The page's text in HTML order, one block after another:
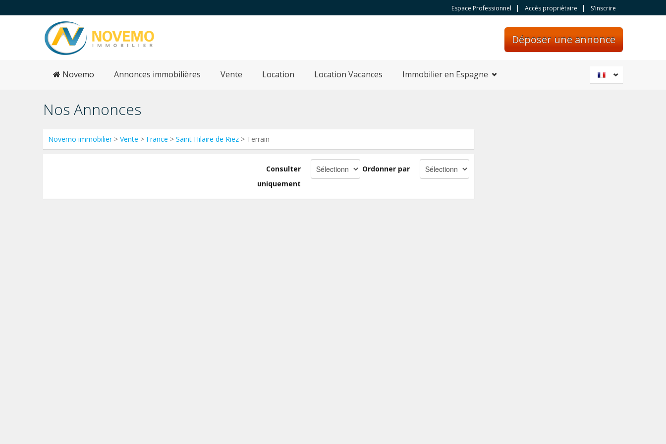
Espace Professionnel Accès propriètaire S'inscrire
Déposer une annonce
Novemo Annonces immobilières Vente Location Location Vacances Immobilier en Espagne
Nos Annonces
Novemo immobilier> Vente > France > Saint Hilaire de Riez > Terrain
Ordonner par
Consulter
uniquement